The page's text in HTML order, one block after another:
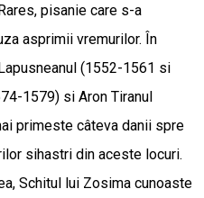
pisanie care s-a
asprimii vremurilor. În
(1552-1561 si
1579) si Aron Tiranul
primeste câteva danii spre
sihastri din aceste locuri.
Schitul lui Zosima cunoaste